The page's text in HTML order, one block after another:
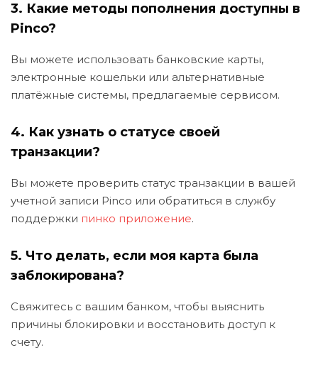
3. Какие методы пополнения доступны в
Pinco?
Вы можете использовать банковские карты,
электронные кошельки или альтернативные
платёжные системы, предлагаемые сервисом.
4. Как узнать о статусе своей
транзакции?
Вы можете проверить статус транзакции в вашей
учетной записи Pinco или обратиться в службу
поддержки пинко приложение.
5. Что делать, если моя карта была
заблокирована?
Свяжитесь с вашим банком, чтобы выяснить
причины блокировки и восстановить доступ к
счету.